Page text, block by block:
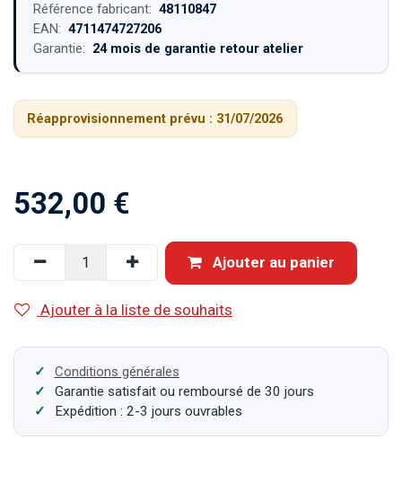
Référence fabricant: 48110847
EAN: 4711474727206
Garantie: 24 mois de garantie retour atelier
Réapprovisionnement prévu : 31/07/2026
532,00 €
Ajouter au panier
Ajouter à la liste de souhaits
Conditions générales
Garantie satisfait ou remboursé de 30 jours
Expédition : 2-3 jours ouvrables